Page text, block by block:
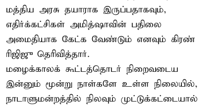
மத்திய அரசு தயாராக இருப்பதாகவும்,
எதிர்க்கட்சிகள் அமித்ஷாவின் பதிலை
அமைதியாக கேட்க வேண்டும் எனவும் கிரண்
ரிஜிஜு தெரிவித்தார்.
மழைக்காலக் கூட்டத்தொடர் நிறைவடைய
இன்னும் மூன்று நாள்களே உள்ள நிலையில்,
நாடாளுமன்றத்தில் நிலவும் முட்டுக்கட்டையால்